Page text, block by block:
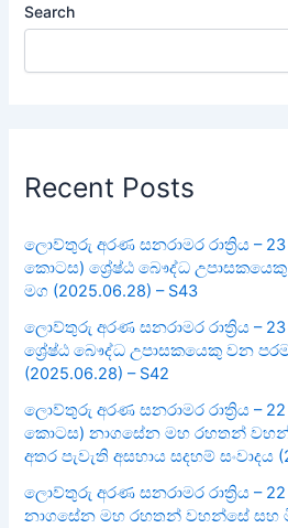
Search
Recent Posts
ලොව්තුරු අරණ සනරාමර රාත්‍රිය – 23
කොටස) ශ්‍රේෂ්ඨ බෞද්ධ
මග (2025.06.28) – S43
ලොව්තුරු අරණ සනරාමර රාත්‍රිය –
ශ්‍රේෂ්ඨ බෞද්ධ උපාසකයෙකු වන
(2025.06.28) – S42
ලොව්තුරු අරණ සනරාමර රාත්‍රිය – 22
කොටස) නාගසේන මහ රහතන්
අතර පැවැති අසහාය සදහම් සංවාදය
ලොව්තුරු අරණ සනරාමර රාත්‍රිය –
නාගසේන මහ රහතන් වහන්සේ සහ